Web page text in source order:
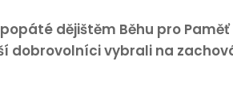
dějištěm Běhu pro
dobrovolníci vybrali na